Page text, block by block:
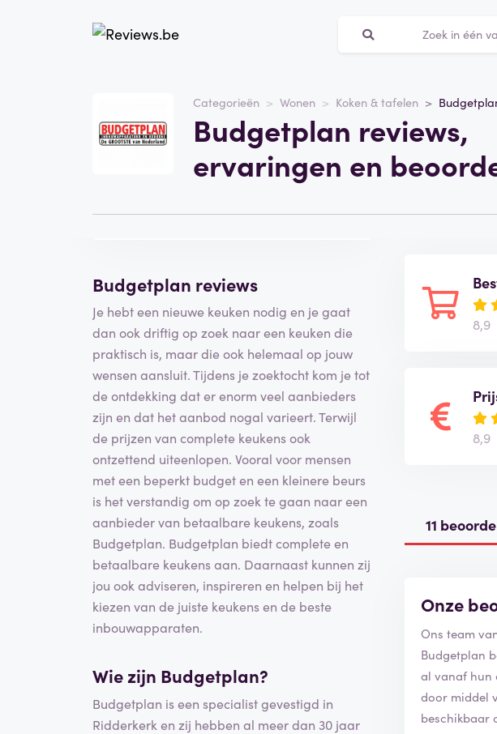
Categorieën Wonen Koken & tafelen
Budgetplan reviews,
ervaringen en
budgetplan.nl
Categorie
Wonen
Schrijf een
Budgetplan reviews
Je hebt een nieuwe keuken nodig en je gaat
dan ook driftig op zoek naar een keuken die
praktisch is, maar die ook helemaal op jouw
wensen aansluit. Tijdens je zoektocht kom je tot
de ontdekking dat er enorm veel aanbieders
zijn en dat het aanbod nogal varieert. Terwijl
de prijzen van complete keukens ook
ontzettend uiteenlopen. Vooral voor mensen
met een beperkt budget en een kleinere beurs
is het verstandig om op zoek te gaan naar een
aanbieder van betaalbare keukens, zoals
Budgetplan. Budgetplan biedt complete en
betaalbare keukens aan. Daarnaast kunnen zij
jou ook adviseren, inspireren en helpen bij het
kiezen van de juiste keukens en de beste
inbouwapparaten.
Wie zijn Budgetplan?
Budgetplan is een specialist gevestigd in
Ridderkerk en zij hebben al meer dan 30 jaar
8,9
8,9
11
Onze
Ons team
Budgetplan
al vanaf hun
door middel
beschikbaar